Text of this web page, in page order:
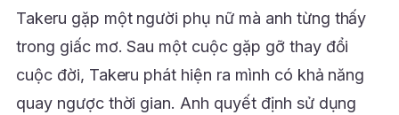
Takeru gặp một người phụ nữ mà anh từng thấy
trong giấc mơ. Sau một cuộc gặp gỡ thay đổi
cuộc đời, Takeru phát hiện ra mình có khả năng
quay ngược thời gian. Anh quyết định sử dụng